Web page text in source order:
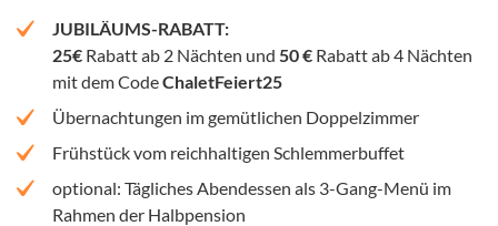
JUBILÄUMS-RABATT:
25€ Rabatt ab 2 Nächten und 50 € Rabatt ab 4 Nächten
mit dem CodeChaletFeiert25
Übernachtungen im gemütlichen Doppelzimmer
Frühstück vom reichhaltigen Schlemmerbuffet
optional: Tägliches Abendessen als 3-Gang-Menü im
Rahmen der Halbpension